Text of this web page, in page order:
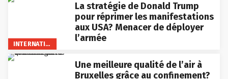
INTERNATIONAL
La stratégie de Donald Trump
pour réprimer les manifestations
aux USA? Menacer de déployer
l’armée
Une meilleure qualité de l’air à
Bruxelles grâce au confinement?